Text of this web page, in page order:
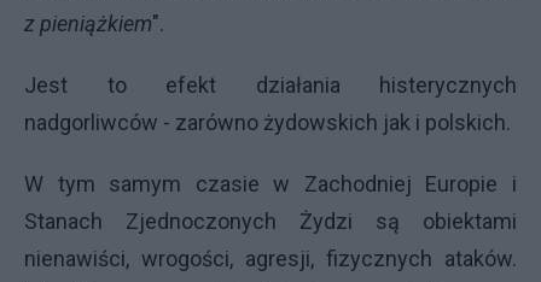
z pieniążkiem".
Jest to efekt działania histerycznych
nadgorliwców - zarówno żydowskich jak i polskich.
W tym samym czasie w Zachodniej Europie i
Stanach Zjednoczonych Żydzi są obiektami
nienawiści, wrogości, agresji, fizycznych ataków.